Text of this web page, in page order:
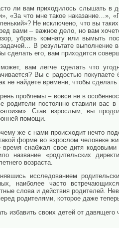
ли вам приходилось слышать в
«За что мне такое наказание…»,
Не исключено, что вы
вами – важное дело, но вам
убрать комнату или вымыть
В результате выполнение
сделать его, вам приходится
вам легче сделать что
Вы с радостью
не найдете времени, чтобы
проблемы – вовсе не в
родители постоянно ставили вас
Став взрослым, вы
помощи.
же с нами происходит нечто
форме во взрослом человеке
время снабжал свое дитя
название «родительских
возраста.
исследованием
наиболее часто
слова и действия родителей.
родителями, которое даже
избавить своих детей от давящего